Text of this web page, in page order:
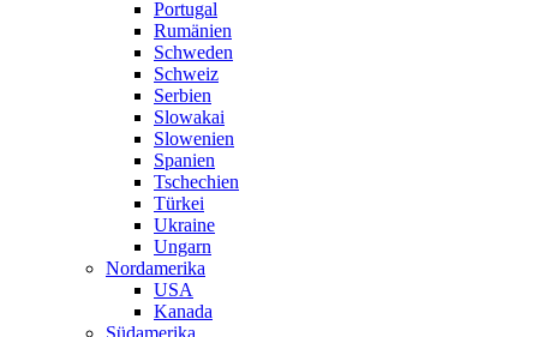
Portugal
Rumänien
Schweden
Schweiz
Serbien
Slowakai
Slowenien
Spanien
Tschechien
Türkei
Ukraine
Ungarn
Nordamerika
USA
Kanada
Südamerika